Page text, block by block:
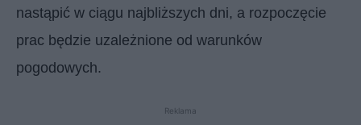
nastąpić w ciągu najbliższych dni, a rozpoczęcie
prac będzie uzależnione od warunków
pogodowych.
Reklama